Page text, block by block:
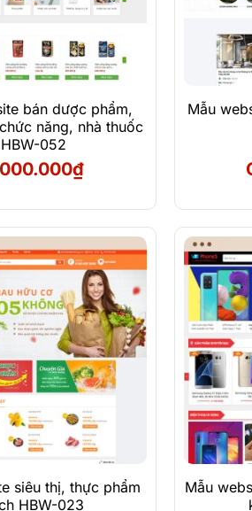
bán dược phẩm,
năng, nhà thuốc
HBW-052
₫
Mẫu
Chi Tiết
siêu thị, thực phẩm
HBW-023
Mẫu